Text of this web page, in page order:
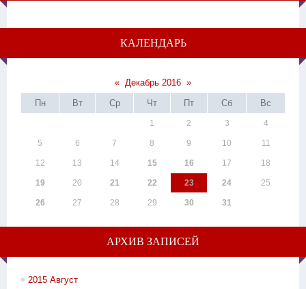
КАЛЕНДАРЬ
« Декабрь 2016 »
Пн
Вт Ср Чт Пт Сб Вс
1 2 3 4
5 6 7 8 9 10 11
12 13 14 15 16 17 18
19 20 21 22 23 24 25
26 27 28 29 30 31
АРХИВ ЗАПИСЕЙ
2015 Август